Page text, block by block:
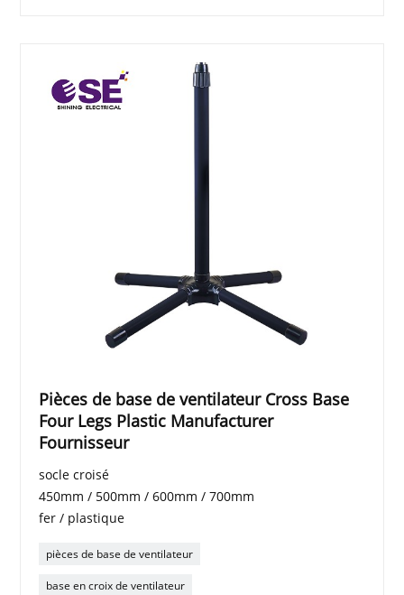
Pièces de base de ventilateur Cross Base
Four Legs Plastic Manufacturer
Fournisseur
socle croisé
450mm / 500mm / 600mm / 700mm
fer / plastique
pièces de base de ventilateur
base en croix de ventilateur